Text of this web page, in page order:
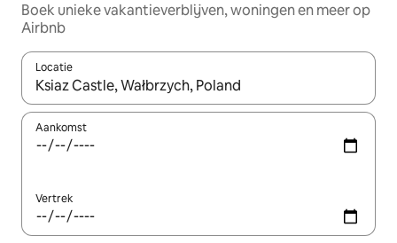
Boek unieke vakantieverblijven, woningen en meer op
Airbnb
Locatie
Wanneer er suggesties beschikbaar zijn, maak je een keuze
Aankomst
Vertrek